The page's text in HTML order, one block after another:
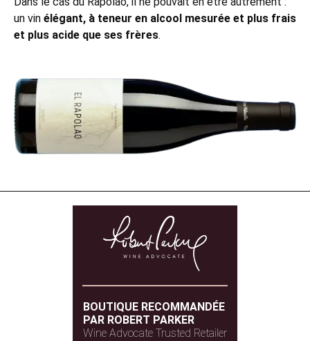
un vin élégant, à teneur en alcool mesurée et plus frais
et plus acide que ses frères.
BOUTIQUE RECOMMANDÉE
PAR ROBERT PARKER
Wine Advocate Trusted Retailer